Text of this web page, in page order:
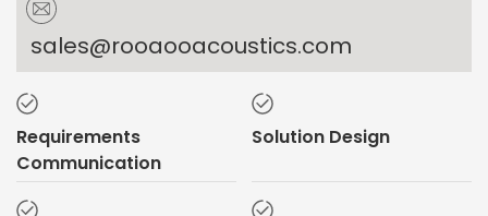
sales@rooaooacoustics.com
Requirements
Communication
Solution Design